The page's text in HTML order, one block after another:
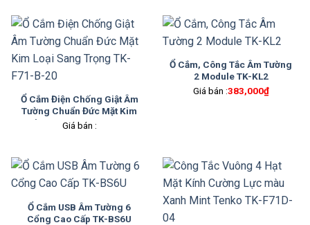
Ổ Cắm Điện Chống Giật Âm
Tường Chuẩn Đức Mặt Kim
Loại Sang Trọng TK-F71-B-
Giá bán :
Ổ Cắm, Công Tắc Âm Tường
2 Module TK-KL2
Giá bán :383,000₫
Ổ Cắm USB Âm Tường 6
Cổng Cao Cấp TK-BS6U